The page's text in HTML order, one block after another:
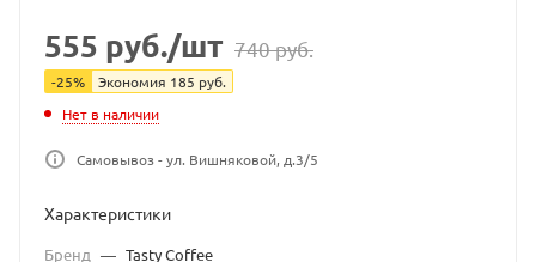
555 руб./шт 740руб.
-25% Экономия 185 руб.
Нет в наличии
Самовывоз - ул. Вишняковой, д.3/5
Характеристики
Бренд — Tasty Coffee